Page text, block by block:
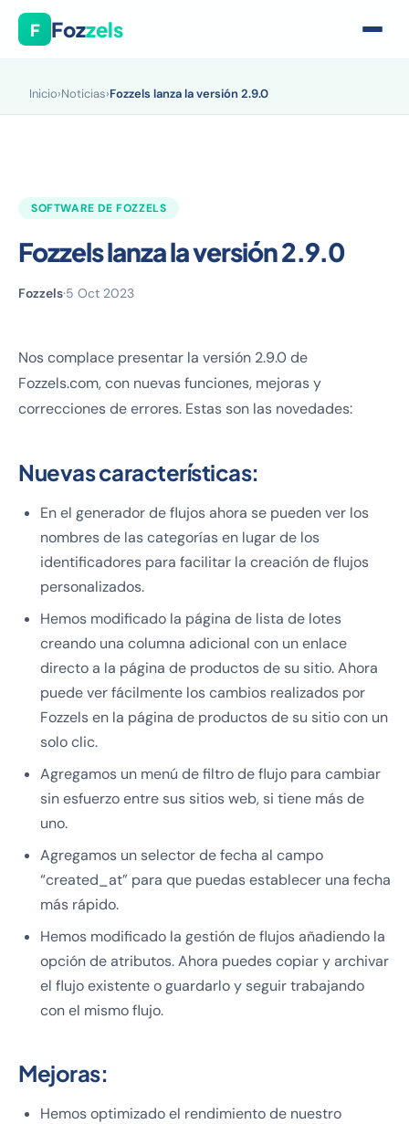
F Fozzels
Inicio›Noticias›Fozzels lanza la versión 2.9.0
SOFTWARE DE FOZZELS
Fozzels lanza la versión 2.9.0
Fozzels·5 Oct 2023
Nos complace presentar la versión 2.9.0 de
Fozzels.com, con nuevas funciones, mejoras y
correcciones de errores. Estas son las novedades:
Nuevas características:
En el generador de flujos ahora se pueden ver los
nombres de las categorías en lugar de los
identificadores para facilitar la creación de flujos
personalizados.
Hemos modificado la página de lista de lotes
creando una columna adicional con un enlace
directo a la página de productos de su sitio. Ahora
puede ver fácilmente los cambios realizados por
Fozzels en la página de productos de su sitio con un
solo clic.
Agregamos un menú de filtro de flujo para cambiar
sin esfuerzo entre sus sitios web, si tiene más de
uno.
Agregamos un selector de fecha al campo
“created_at” para que puedas establecer una fecha
más rápido.
Hemos modificado la gestión de flujos añadiendo la
opción de atributos. Ahora puedes copiar y archivar
el flujo existente o guardarlo y seguir trabajando
con el mismo flujo.
Mejoras:
Hemos optimizado el rendimiento de nuestro